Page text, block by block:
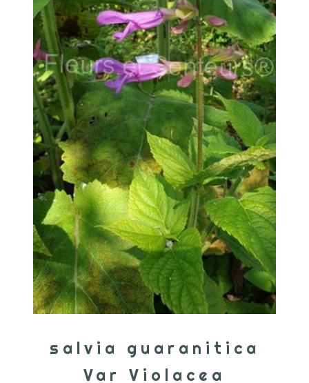
salvia guaranitica
Var Violacea